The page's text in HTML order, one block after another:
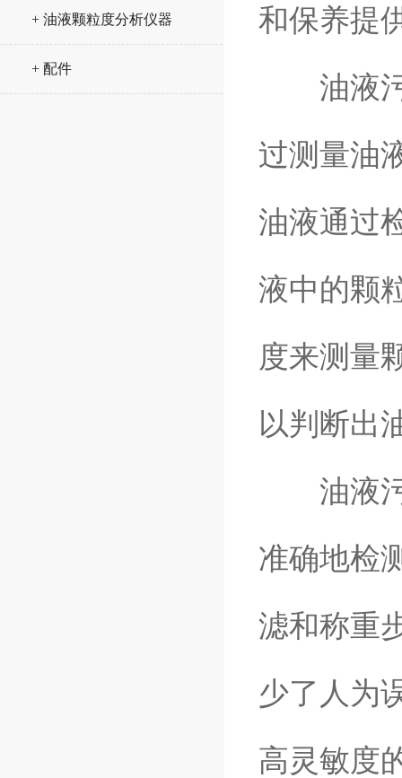
+ 油液颗粒度分析仪器
+ 配件
和保养提
油液污
过测量油
油液通过
液中的颗
度来测量
以判断出
油液污
准确地检
滤和称重
少了人为
高灵敏度